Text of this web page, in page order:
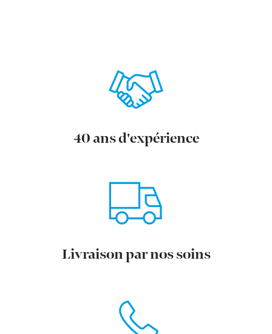
40 ans d'expérience
Livraison par nos soins